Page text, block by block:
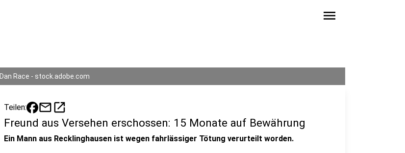
menu
Dan Race - stock.adobe.com
Teilen: mailopen_in_new
Freund aus Versehen erschossen: 15 Monate auf Bewährung
Ein Mann aus Recklinghausen ist wegen fahrlässiger Tötung verurteilt worden.